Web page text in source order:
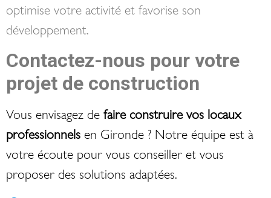
optimise votre activité et favorise son
développement.
Contactez-nous pour votre
projet de construction
Vous envisagez de faire construire vos locaux
professionnels en Gironde ? Notre équipe est à
votre écoute pour vous conseiller et vous
proposer des solutions adaptées.